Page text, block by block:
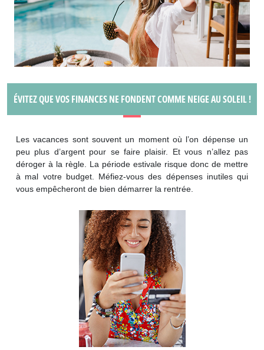
ÉVITEZ QUE VOS FINANCES NE FONDENT COMME NEIGE AU SOLEIL !
Les vacances sont souvent un moment où l’on dépense un
peu plus d’argent pour se faire plaisir. Et vous n’allez pas
déroger à la règle. La période estivale risque donc de mettre
à mal votre budget. Méfiez-vous des dépenses inutiles qui
vous empêcheront de bien démarrer la rentrée.